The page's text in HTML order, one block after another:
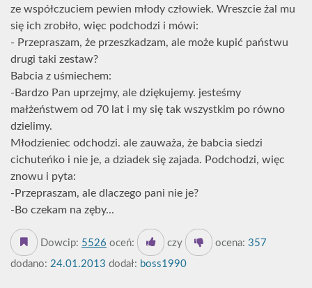
ze współczuciem pewien młody człowiek. Wreszcie żal mu
się ich zrobiło, więc podchodzi i mówi:
- Przepraszam, że przeszkadzam, ale może kupić państwu
drugi taki zestaw?
Babcia z uśmiechem:
-Bardzo Pan uprzejmy, ale dziękujemy. jesteśmy
małżeństwem od 70 lat i my się tak wszystkim po równo
dzielimy.
Młodzieniec odchodzi. ale zauważa, że babcia siedzi
cichuteńko i nie je, a dziadek się zajada. Podchodzi, więc
znowu i pyta:
-Przepraszam, ale dlaczego pani nie je?
-Bo czekam na zęby...
Dowcip: 5526 oceń: czy ocena: 357
dodano: 24.01.2013 dodał: boss1990